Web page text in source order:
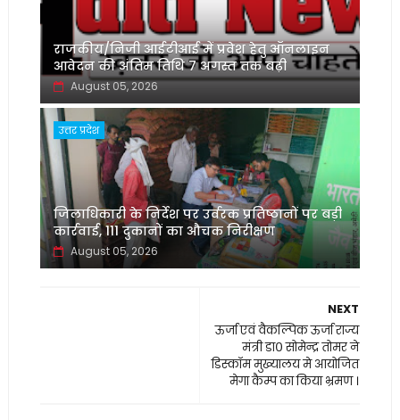
राजकीय/निजी आईटीआई में प्रवेश हेतु ऑनलाइन
आवेदन की अंतिम तिथि 7 अगस्त तक बढ़ी
August 05, 2026
उत्तर प्रदेश
जिलाधिकारी के निर्देश पर उर्वरक प्रतिष्ठानों पर बड़ी
कार्रवाई, 111 दुकानों का औचक निरीक्षण
August 05, 2026
NEXT
ऊर्जा एवं वैकल्पिक ऊर्जा राज्य
मंत्री डा० सोमेन्द्र तोमर ने
डिस्कॉम मुख्यालय मे आयोजित
मेगा कैम्प का किया भ्रमण ।